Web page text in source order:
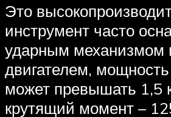
Это
инструмент часто
ударным механизмом
двигателем, мощность
может превышать 1,5
крутящий момент –